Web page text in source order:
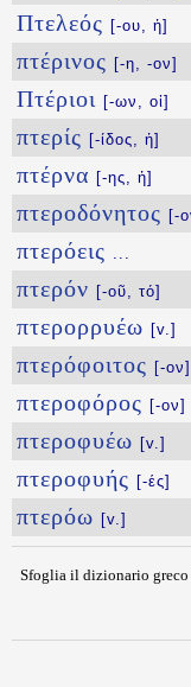
Πτελεός [-ου, ἡ]
πτέρινος [-η, -ον]
Πτέριοι [-ων, οἱ]
πτερίς [-ίδος, ἡ]
πτέρνα [-ης, ἡ]
πτεροδόνητος [-
πτερόεις ...
πτερόν [-οῦ, τό]
πτερορρυέω [v.]
πτερόφοιτος [-ον]
πτεροφόρος [-ον]
πτεροφυέω [v.]
πτεροφυής [-ές]
πτερόω [v.]
Sfoglia il dizionario